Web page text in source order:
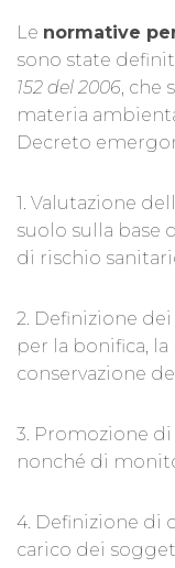
Le normative
sono state
152 del 2006, che
materia
Decreto
1. Valutazione
suolo sulla base
di rischio
2. Definizione
per la bonifica, la
conservazione
3. Promozione
nonché di
4. Definizione di
carico dei